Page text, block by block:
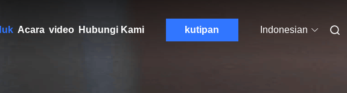
Acara video Hubungi Kami kutipan Indonesian